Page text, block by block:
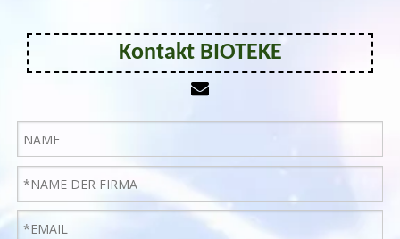
Kontakt BIOTEKE
